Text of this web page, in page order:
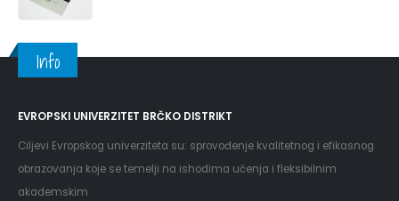
Info
EVROPSKI UNIVERZITET BRČKO DISTRIKT
Ciljevi Evropskog univerziteta su: sprovođenje kvalitetnog i efikasnog
obrazovanja koje se temelji na ishodima učenja i fleksibilnim
akademskim